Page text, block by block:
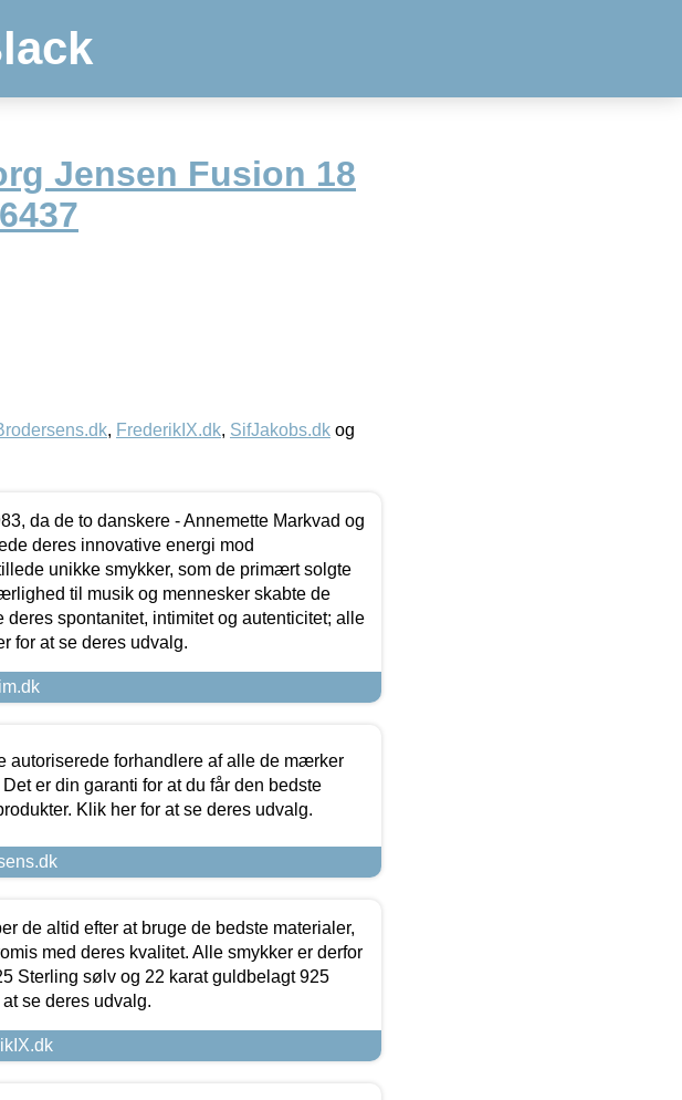
Jensen Fusion 18
, FrederikIX.dk, SifJakobs.dk og
da de to danskere - Annemette Markvad og
deres innovative energi mod
unikke smykker, som de primært solgte
til musik og mennesker skabte de
deres spontanitet, intimitet og autenticitet; alle
for at se deres udvalg.
autoriserede forhandlere af alle de mærker
er din garanti for at du får den bedste
Klik her for at se deres udvalg.
de altid efter at bruge de bedste materialer,
med deres kvalitet. Alle smykker er derfor
Sterling sølv og 22 karat guldbelagt 925
se deres udvalg.